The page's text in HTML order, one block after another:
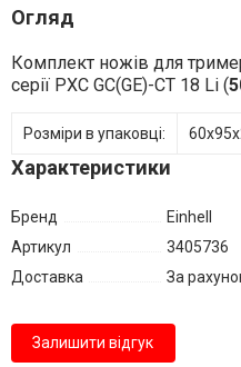
Огляд
Комплект ножів для
серії PXC GC(GE)-CT 18 Li (
Розміри в упаковці:
Характеристики
Бренд
Einhell
Артикул
3405736
Доставка
За
Залишити відгук